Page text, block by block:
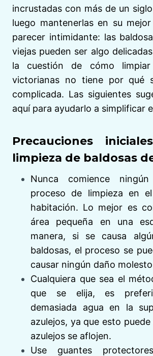
incrustadas con más de un
luego mantenerlas en su
parecer intimidante: las
viejas pueden ser algo
la cuestión de cómo limpiar
victorianas no tiene por qué
complicada. Las siguientes
aquí para ayudarlo a simplificar
Precauciones
limpieza de baldosas
Nunca comience
proceso de limpieza en
habitación. Lo mejor es
área pequeña en una
manera, si se causa
baldosas, el proceso se
causar ningún daño
Cualquiera que sea el
que se elija, es
demasiada agua en la
azulejos, ya que esto
azulejos se aflojen.
Use guantes